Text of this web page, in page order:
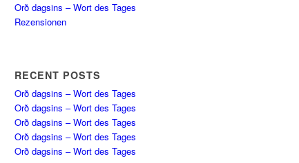
Orð dagsins – Wort des Tages
Rezensionen
RECENT POSTS
Orð dagsins – Wort des Tages
Orð dagsins – Wort des Tages
Orð dagsins – Wort des Tages
Orð dagsins – Wort des Tages
Orð dagsins – Wort des Tages